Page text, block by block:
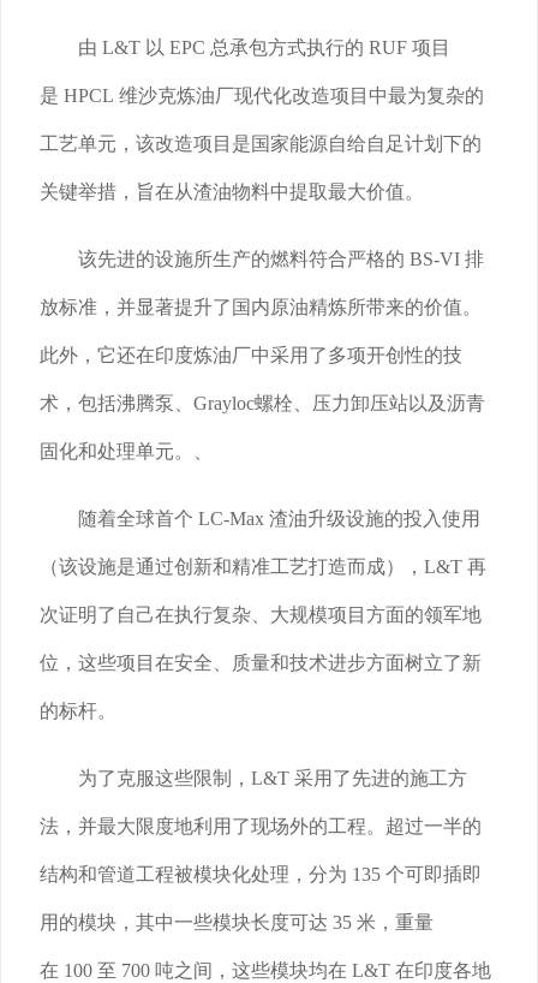
由 L&T 以 EPC 总承包方式执行的 RUF 项目
是 HPCL 维沙克炼油厂现代化改造项目中最为复杂的
工艺单元，该改造项目是国家能源自给自足计划下的
关键举措，旨在从渣油物料中提取最大价值。
该先进的设施所生产的燃料符合严格的 BS-VI 排
放标准，并显著提升了国内原油精炼所带来的价值。
此外，它还在印度炼油厂中采用了多项开创性的技
术，包括沸腾泵、Grayloc螺栓、压力卸压站以及沥青
固化和处理单元。、
随着全球首个 LC-Max 渣油升级设施的投入使用
（该设施是通过创新和精准工艺打造而成），L&T 再
次证明了自己在执行复杂、大规模项目方面的领军地
位，这些项目在安全、质量和技术进步方面树立了新
的标杆。
为了克服这些限制，L&T 采用了先进的施工方
法，并最大限度地利用了现场外的工程。超过一半的
结构和管道工程被模块化处理，分为 135 个可即插即
用的模块，其中一些模块长度可达 35 米，重量
在 100 至 700 吨之间，这些模块均在 L&T 在印度各地